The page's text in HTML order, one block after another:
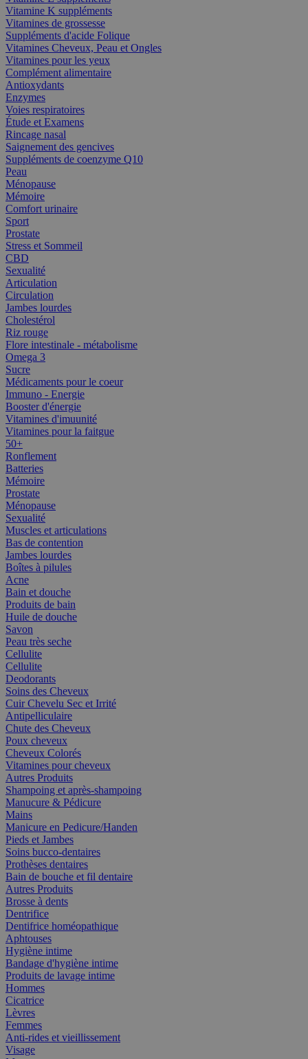
Vitamine K suppléments
Vitamines de grossesse
Suppléments d'acide Folique
Vitamines Cheveux, Peau et Ongles
Vitamines pour les yeux
Complément alimentaire
Antioxydants
Enzymes
Voies respiratoires
Étude et Examens
Rincage nasal
Saignement des gencives
Suppléments de coenzyme Q10
Peau
Ménopause
Mémoire
Comfort urinaire
Sport
Prostate
Stress et Sommeil
CBD
Sexualité
Articulation
Circulation
Jambes lourdes
Cholestérol
Riz rouge
Flore intestinale - métabolisme
Omega 3
Sucre
Médicaments pour le coeur
Immuno - Energie
Booster d'énergie
Vitamines d'imuunité
Vitamines pour la faitgue
50+
Ronflement
Batteries
Mémoire
Prostate
Ménopause
Sexualité
Muscles et articulations
Bas de contention
Jambes lourdes
Boîtes à pilules
Acne
Bain et douche
Produits de bain
Huile de douche
Savon
Peau très seche
Cellulite
Cellulite
Deodorants
Soins des Cheveux
Cuir Chevelu Sec et Irrité
Antipelliculaire
Chute des Cheveux
Poux cheveux
Cheveux Colorés
Vitamines pour cheveux
Autres Produits
Shampoing et après-shampoing
Manucure & Pédicure
Mains
Manicure en Pedicure/Handen
Pieds et Jambes
Soins bucco-dentaires
Prothèses dentaires
Bain de bouche et fil dentaire
Autres Produits
Brosse à dents
Dentrifice
Dentifrice homéopathique
Aphtouses
Hygiène intime
Bandage d'hygiène intime
Produits de lavage intime
Hommes
Cicatrice
Lèvres
Femmes
Anti-rides et vieillissement
Visage